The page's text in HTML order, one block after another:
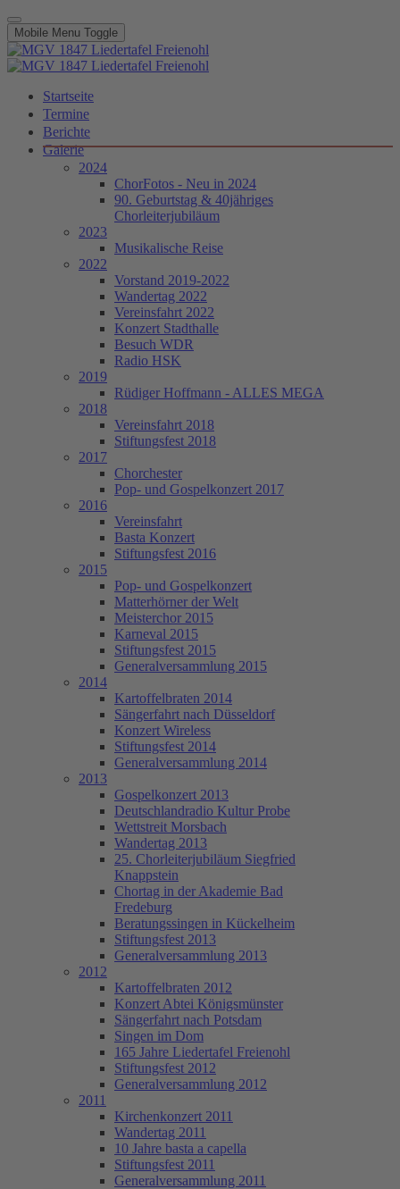
Mobile Menu Toggle
Startseite
Termine
Berichte
Galerie
2024
ChorFotos - Neu in 2024
90. Geburtstag & 40jähriges
Chorleiterjubiläum
2023
Musikalische Reise
2022
Vorstand 2019-2022
Wandertag 2022
Vereinsfahrt 2022
Konzert Stadthalle
Besuch WDR
Radio HSK
2019
Rüdiger Hoffmann - ALLES MEGA
2018
Vereinsfahrt 2018
Stiftungsfest 2018
2017
Chorchester
Pop- und Gospelkonzert 2017
2016
Vereinsfahrt
Basta Konzert
Stiftungsfest 2016
2015
Pop- und Gospelkonzert
Matterhörner der Welt
Meisterchor 2015
Karneval 2015
Stiftungsfest 2015
Generalversammlung 2015
2014
Kartoffelbraten 2014
Sängerfahrt nach Düsseldorf
Konzert Wireless
Stiftungsfest 2014
Generalversammlung 2014
2013
Gospelkonzert 2013
Deutschlandradio Kultur Probe
Wettstreit Morsbach
Wandertag 2013
25. Chorleiterjubiläum Siegfried
Knappstein
Chortag in der Akademie Bad
Fredeburg
Beratungssingen in Kückelheim
Stiftungsfest 2013
Generalversammlung 2013
2012
Kartoffelbraten 2012
Konzert Abtei Königsmünster
Sängerfahrt nach Potsdam
Singen im Dom
165 Jahre Liedertafel Freienohl
Stiftungsfest 2012
Generalversammlung 2012
2011
Kirchenkonzert 2011
Wandertag 2011
10 Jahre basta a capella
Stiftungsfest 2011
Generalversammlung 2011